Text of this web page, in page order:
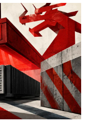
SQL y obtuvo
La cuenta disponía
SUSDB.
rol de WSUS se le
A través de
propia, indicar la
separado y añadir a
permite dirigir
sino a un sistema